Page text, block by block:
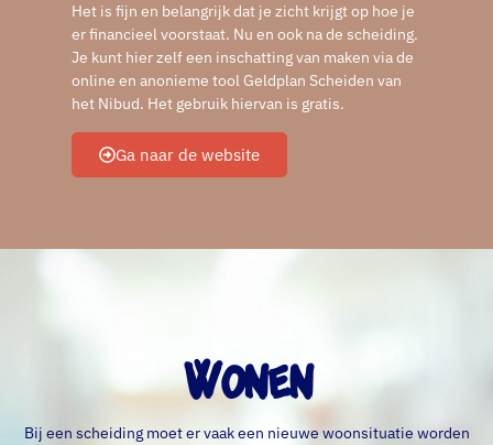
Het is fijn en belangrijk dat je zicht krijgt op hoe je
er financieel voorstaat. Nu en ook na de scheiding.
Je kunt hier zelf een inschatting van maken via de
online en anonieme tool Geldplan Scheiden van
het Nibud. Het gebruik hiervan is gratis.
Ga naar de website
Wonen
Bij een scheiding moet er vaak een nieuwe woonsituatie worden